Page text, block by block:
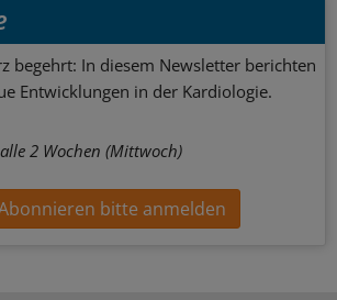
begehrt: In diesem Newsletter berichten
Entwicklungen in der Kardiologie.
alle 2 Wochen (Mittwoch)
bitte anmelden